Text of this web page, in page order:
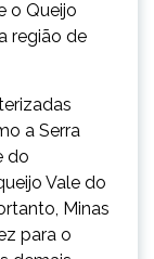
o Queijo
região de
a Serra
do
Vale do
Minas
para o